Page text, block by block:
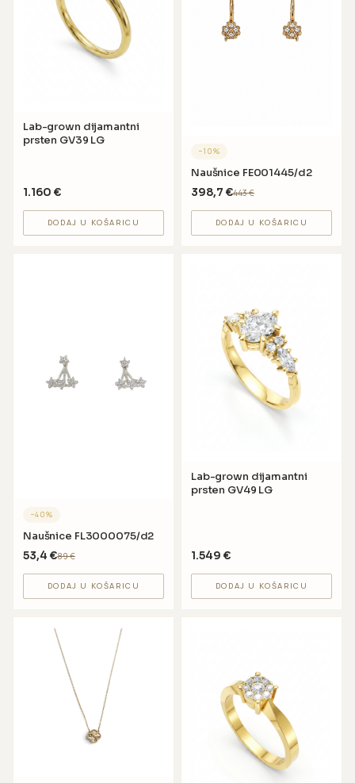
Lab-grown dijamantni
prsten GV39 LG
1.160 €
DODAJ U KOŠARICU
−10%
Naušnice FE001445/d2
398,7 €443€
DODAJ U KOŠARICU
−40%
Naušnice FL3000075/d2
53,4 €89€
DODAJ U KOŠARICU
Lab-grown dijamantni
prsten GV49 LG
1.549 €
DODAJ U KOŠARICU